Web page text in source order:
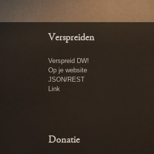
Verspreiden
Verspreid DW!
Op je website
JSON/REST
Link
Donatie